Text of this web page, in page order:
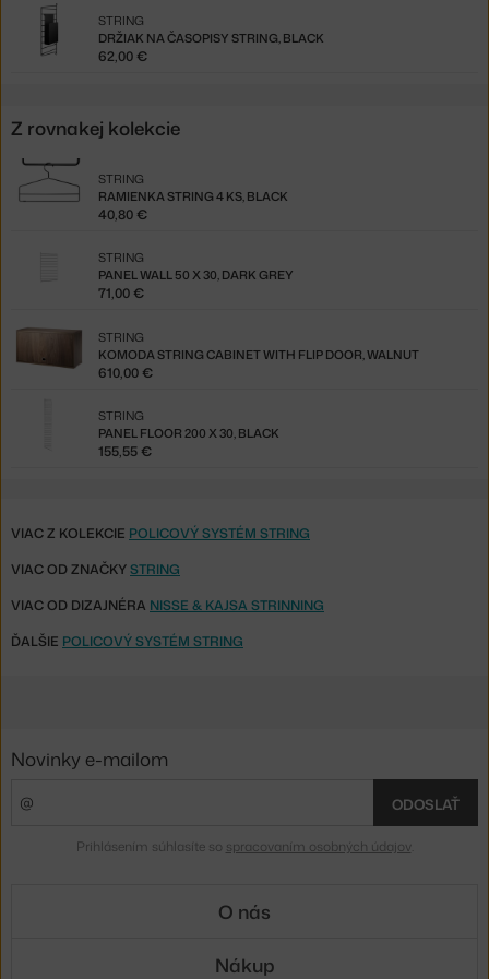
DRŽIAK NA ČASOPISY STRING, BLACK
STRING
62,00 €
Z rovnakej kolekcie
RAMIENKA STRING 4 KS, BLACK
STRING
40,80 €
PANEL WALL 50 X 30, DARK GREY
STRING
71,00 €
KOMODA STRING CABINET WITH FLIP DOOR, WALNUT
STRING
610,00 €
PANEL FLOOR 200 X 30, BLACK
STRING
155,55 €
VIAC Z KOLEKCIE POLICOVÝ SYSTÉM STRING
VIAC OD ZNAČKYSTRING
VIAC OD DIZAJNÉRA NISSE & KAJSA STRINNING
ĎALŠIE POLICOVÝ SYSTÉM STRING
Novinky e-mailom
ODOSLAŤ
Prihlásením súhlasíte so spracovaním osobných údajov.
O nás
Nákup